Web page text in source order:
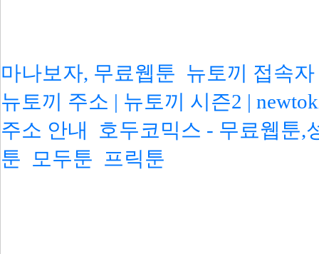
마나보자, 무료웹툰 뉴토끼 접속
뉴토끼 주소 | 뉴토끼 시즌2 |
주소 안내
호두코믹스 - 무료웹툰,
툰
모두툰 프릭툰